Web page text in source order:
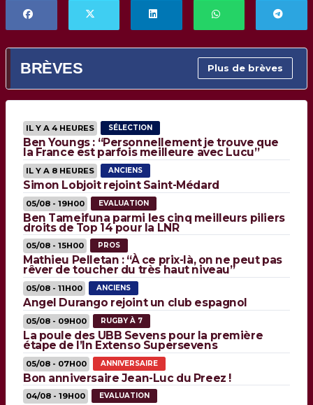
BRÈVES Plus de brèves
IL Y A 4 HEURES SÉLECTION
Ben Youngs : “Personnellement je trouve que
la France est parfois meilleure avec Lucu”
IL Y A 8 HEURES ANCIENS
Simon Lobjoit rejoint Saint-Médard
05/08 - 19H00 EVALUATION
Ben Tameifuna parmi les cinq meilleurs piliers
droits de Top 14 pour la LNR
05/08 - 15H00 PROS
Mathieu Pelletan : “À ce prix-là, on ne peut pas
rêver de toucher du très haut niveau”
05/08 - 11H00 ANCIENS
Angel Durango rejoint un club espagnol
05/08 - 09H00 RUGBY À 7
La poule des UBB Sevens pour la première
étape de l’In Extenso Supersevens
05/08 - 07H00 ANNIVERSAIRE
Bon anniversaire Jean-Luc du Preez !
04/08 - 19H00 EVALUATION